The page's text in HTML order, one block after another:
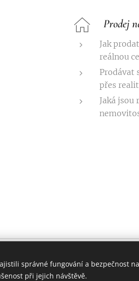
Prodej
Jak
reálnou
Prodávat
přes
Jaká
Ejem
poradce | student života | investor
správné fungování a bezpečnost
při jejich návštěvě.